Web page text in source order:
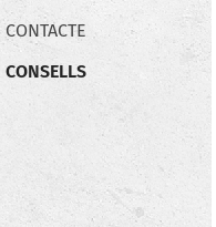
CONTACTE
CONSELLS